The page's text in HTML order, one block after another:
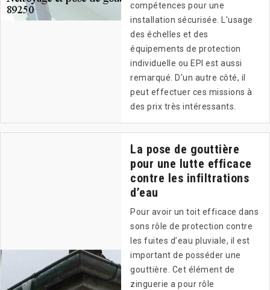
compétences pour une
installation sécurisée. L'usage
des échelles et des
équipements de protection
individuelle ou EPI est aussi
remarqué. D'un autre côté, il
peut effectuer ces missions à
des prix très intéressants.
La pose de gouttière
pour une lutte efficace
contre les infiltrations
d’eau
Pour avoir un toit efficace dans
sons rôle de protection contre
les fuites d’eau pluviale, il est
important de posséder une
gouttière. Cet élément de
zinguerie a pour rôle